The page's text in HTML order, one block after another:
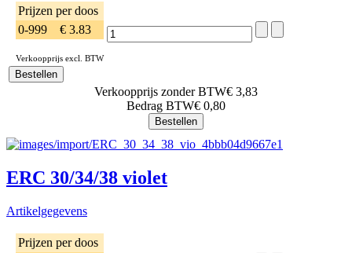
Prijzen per doos
0-999
€ 3.83
Verkoopprijs excl. BTW
Verkoopprijs zonder BTW€ 3,83
Bedrag BTW€ 0,80
ERC 30/34/38 violet
Artikelgegevens
Prijzen per doos